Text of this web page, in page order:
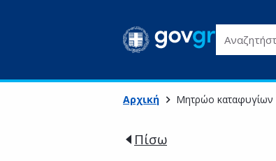
Αρχική Μητρώο
Πίσω